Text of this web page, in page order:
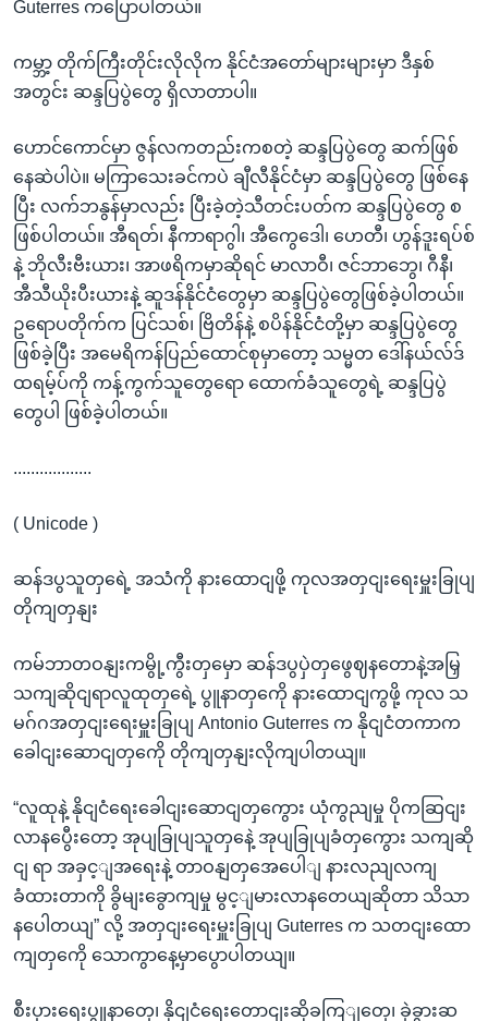
Guterres ကပြောပါတယ်။
ကမ္ဘာ့ တိုက်ကြီးတိုင်းလိုလိုက နိုင်ငံအတော်များများမှာ ဒီနှစ်
အတွင်း ဆန္ဒပြပွဲတွေ ရှိလာတာပါ။
ဟောင်ကောင်မှာ ဇွန်လကတည်းကစတဲ့ ဆန္ဒပြပွဲတွေ ဆက်ဖြစ်
နေဆဲပါပဲ။ မကြာသေးခင်ကပဲ ချီလီနိုင်ငံမှာ ဆန္ဒပြပွဲတွေ ဖြစ်နေ
ပြီး လက်ဘနွန်မှာလည်း ပြီးခဲ့တဲ့သီတင်းပတ်က ဆန္ဒပြပွဲတွေ စ
ဖြစ်ပါတယ်။ အီရတ်၊ နီကာရာဂွါ၊ အီကွေဒေါ၊ ဟေတီ၊ ဟွန်ဒူးရပ်စ်
နဲ့ ဘိုလီးဗီးယား၊ အာဖရိကမှာဆိုရင် မာလာဝီ၊ ဇင်ဘာဘွေ၊ ဂီနီ၊
အီသီယိုးပီးယားနဲ့ ဆူဒန်နိုင်ငံတွေမှာ ဆန္ဒပြပွဲတွေဖြစ်ခဲ့ပါတယ်။
ဥရောပတိုက်က ပြင်သစ်၊ ဗြိတိန်နဲ့ စပိန်နိုင်ငံတို့မှာ ဆန္ဒပြပွဲတွေ
ဖြစ်ခဲ့ပြီး အမေရိကန်ပြည်ထောင်စုမှာတော့ သမ္မတ ဒေါ်နယ်လ်ဒ်
ထရမ့်ပ်ကို ကန့်ကွက်သူတွေရော ထောက်ခံသူတွေရဲ့ ဆန္ဒပြပွဲ
တွေပါ ဖြစ်ခဲ့ပါတယ်။
..................
( Unicode )
ဆန်ဒပွသူတှရေဲ့ အသံကို နားထောငျဖို့ ကုလအတှငျးရေးမှူးခြုပျ
တိုကျတှနျး
ကမ်ဘာတဝနျးကမွို့ကွီးတှမှော ဆန်ဒပွပှဲတှဖွေဈနတောနဲ့အမြှ
သကျဆိုငျရာလူထုတှရေဲ့ ပွူနာတှကေို နားထောငျကွဖို့ ကုလ သ
မဂ်ဂအတှငျးရေးမှူးခြုပျ Antonio Guterres က နိုငျငံတကာက
ခေါငျးဆောငျတှကေို တိုကျတှနျးလိုကျပါတယျ။
“လူထုနဲ့ နိုငျငံရေးခေါငျးဆောငျတှကွေား ယုံကွညျမှု ပိုကဆြငျး
လာနပွေီးတော့ အုပျခြုပျသူတှနေဲ့ အုပျခြုပျခံတှကွေား သကျဆို
ငျ ရာ အခှင့ျအရေးနဲ့ တာဝနျတှအေပေါျ နားလညျလကျ
ခံထားတာကို ခွိမျးခွောကျမှု မွင့ျမားလာနတေယျဆိုတာ သိသာ
နပေါတယျ” လို့ အတှငျးရေးမှူးခြုပျ Guterres က သတငျးထော
ကျတှကေို သောကွာနေ့မှာပွောပါတယျ။
စီးပှားရေးပွူနာတှေ၊ နိုငျငံရေးတောငျးဆိုခကြျတှေ၊ ခှဲခွားဆ